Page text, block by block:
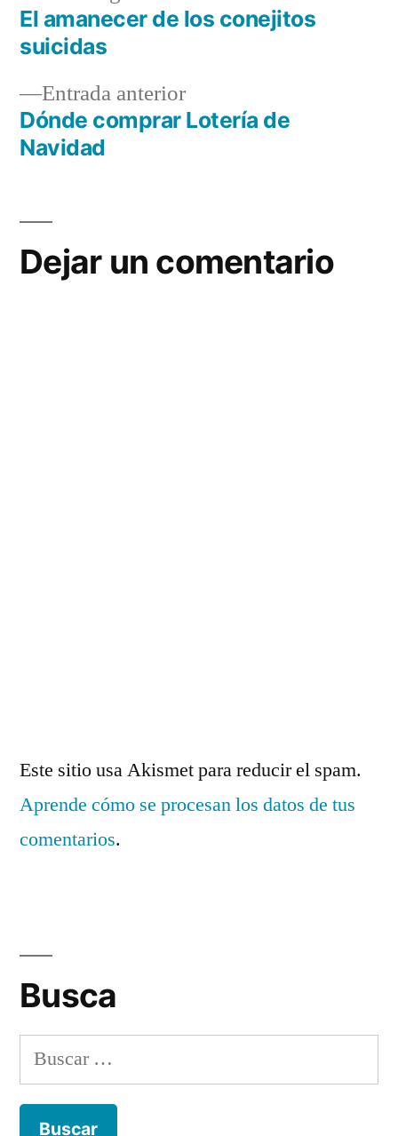
Navegación
entradas
Entrada anteriorEntrada
anterior:
Dónde comprar Lotería de
Navidad
siguiente:
El amanecer de los conejitos
suicidas
Dejar un comentario
Este sitio usa Akismet para reducir el spam.
Aprende cómo se procesan los datos de tus
comentarios.
Busca
Buscar: